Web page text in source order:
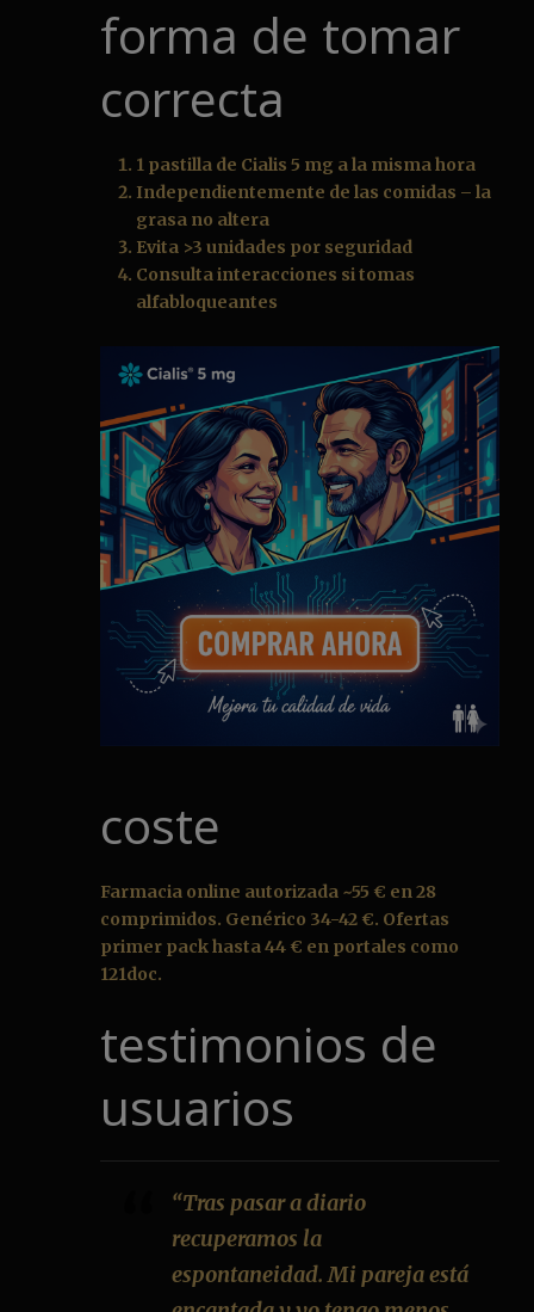
forma de tomar
correcta
1 pastilla de Cialis 5 mg a la misma hora
Independientemente de las comidas – la
grasa no altera
Evita >3 unidades por seguridad
Consulta interacciones si tomas
alfabloqueantes
coste
Farmacia online autorizada ~55 € en 28
comprimidos. Genérico 34-42 €. Ofertas
primer pack hasta 44 € en portales como
121doc.
testimonios de
usuarios
“Tras pasar a diario
recuperamos la
espontaneidad. Mi pareja está